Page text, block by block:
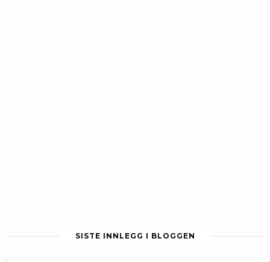
SISTE INNLEGG I BLOGGEN